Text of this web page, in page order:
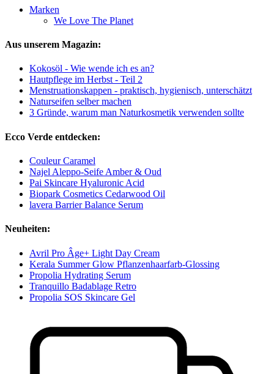
Marken
We Love The Planet
Aus unserem Magazin:
Kokosöl - Wie wende ich es an?
Hautpflege im Herbst - Teil 2
Menstruationskappen - praktisch, hygienisch, unterschätzt
Naturseifen selber machen
3 Gründe, warum man Naturkosmetik verwenden sollte
Ecco Verde entdecken:
Couleur Caramel
Najel Aleppo-Seife Amber & Oud
Pai Skincare Hyaluronic Acid
Biopark Cosmetics Cedarwood Oil
lavera Barrier Balance Serum
Neuheiten:
Avril Pro Âge+ Light Day Cream
Kerala Summer Glow Pflanzenhaarfarb-Glossing
Propolia Hydrating Serum
Tranquillo Badablage Retro
Propolia SOS Skincare Gel